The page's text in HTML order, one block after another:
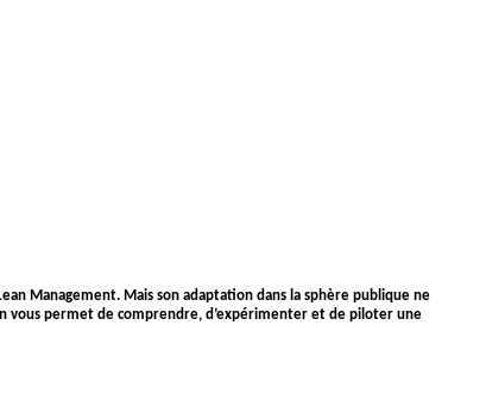
Management. Mais son adaptation dans la sphère publique ne
vous permet de comprendre, d’expérimenter et de piloter une